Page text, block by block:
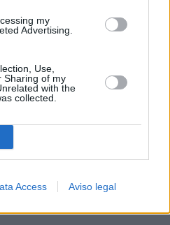
my
Advertising.
Use,
Sharing of my
with the
collected.
Access Aviso legal